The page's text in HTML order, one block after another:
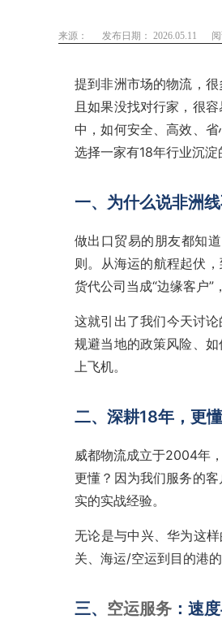
来源： 发布日期： 2026.05.11
提到非洲市场的物流，
且如果没找对行家，很
中，如何安全、高效、
选择一家有18年行业沉淀
一、为什么说非洲
做出口贸易的朋友都知
则。从海运的航程起伏
货代公司当成“边缘客户”
这就引出了我们今天讨
规避当地的政策风险、
上飞机。
二、深耕18年，更
威都物流成立于2004年
更懂？因为我们服务的
实的实战经验。
无论是与中兴、华为这
关、海运/空运到目的港
三、 空运服务 ：速